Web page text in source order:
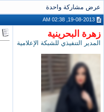
عرض مشاركة واحدة
زهرة البحرينية
المدير التنفيذي للشبكة الإعلامية